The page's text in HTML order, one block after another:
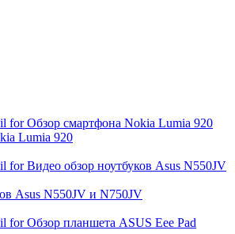
Lumia 920
Asus N550JV и N750JV